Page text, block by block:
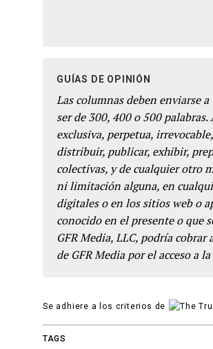
GUÍAS DE OPINIÓN
Las columnas deben enviarse
ser de 300, 400 o 500
exclusiva, perpetua,
distribuir, publicar, exhibir,
colectivas, y de cualquier otro
ni limitación alguna, en
digitales o en los sitios web o
conocido en el presente o que
GFR Media, LLC, podría
de GFR Media por el acceso a
Se adhiere a los criterios de
TAGS